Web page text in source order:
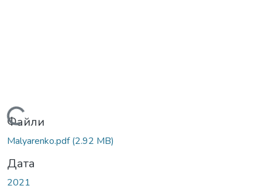
Вантажиться...
Файли
Malyarenko.pdf(2.92 MB)
Дата
2021